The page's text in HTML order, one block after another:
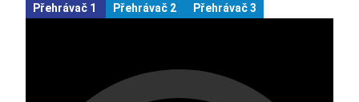
Přehrávač 1 Přehrávač 2 Přehrávač 3